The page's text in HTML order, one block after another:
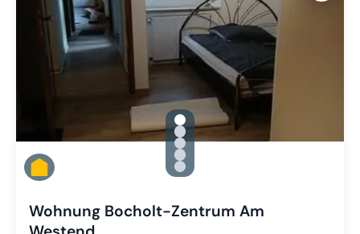
gallery.slide_selector
Zu Slide 1 wechseln
Zu Slide 2 wechseln
Zu Slide 3 wechseln
Zu Slide 4 wechseln
Zu Slide 5 wechseln
Wohnung Bocholt-Zentrum Am